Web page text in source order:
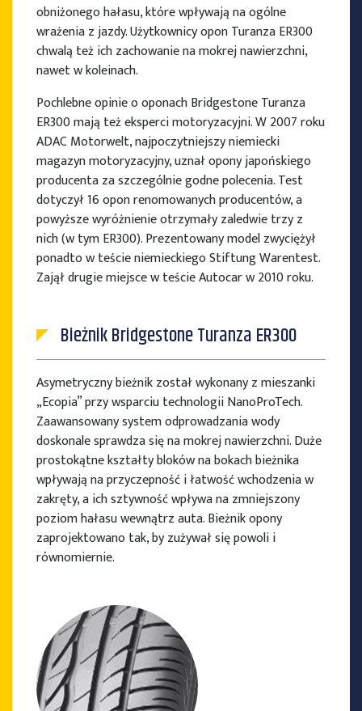
obniżonego hałasu, które wpływają na ogólne
wrażenia z jazdy. Użytkownicy opon Turanza ER300
chwalą też ich zachowanie na mokrej nawierzchni,
nawet w koleinach.
Pochlebne opinie o oponach Bridgestone Turanza
ER300 mają też eksperci motoryzacyjni. W 2007 roku
ADAC Motorwelt, najpoczytniejszy niemiecki
magazyn motoryzacyjny, uznał opony japońskiego
producenta za szczególnie godne polecenia. Test
dotyczył 16 opon renomowanych producentów, a
powyższe wyróżnienie otrzymały zaledwie trzy z
nich (w tym ER300). Prezentowany model zwyciężył
ponadto w teście niemieckiego Stiftung Warentest.
Zajął drugie miejsce w teście Autocar w 2010 roku.
Bieżnik Bridgestone Turanza ER300
Asymetryczny bieżnik został wykonany z mieszanki
„Ecopia” przy wsparciu technologii NanoProTech.
Zaawansowany system odprowadzania wody
doskonale sprawdza się na mokrej nawierzchni. Duże
prostokątne kształty bloków na bokach bieżnika
wpływają na przyczepność i łatwość wchodzenia w
zakręty, a ich sztywność wpływa na zmniejszony
poziom hałasu wewnątrz auta. Bieżnik opony
zaprojektowano tak, by zużywał się powoli i
równomiernie.